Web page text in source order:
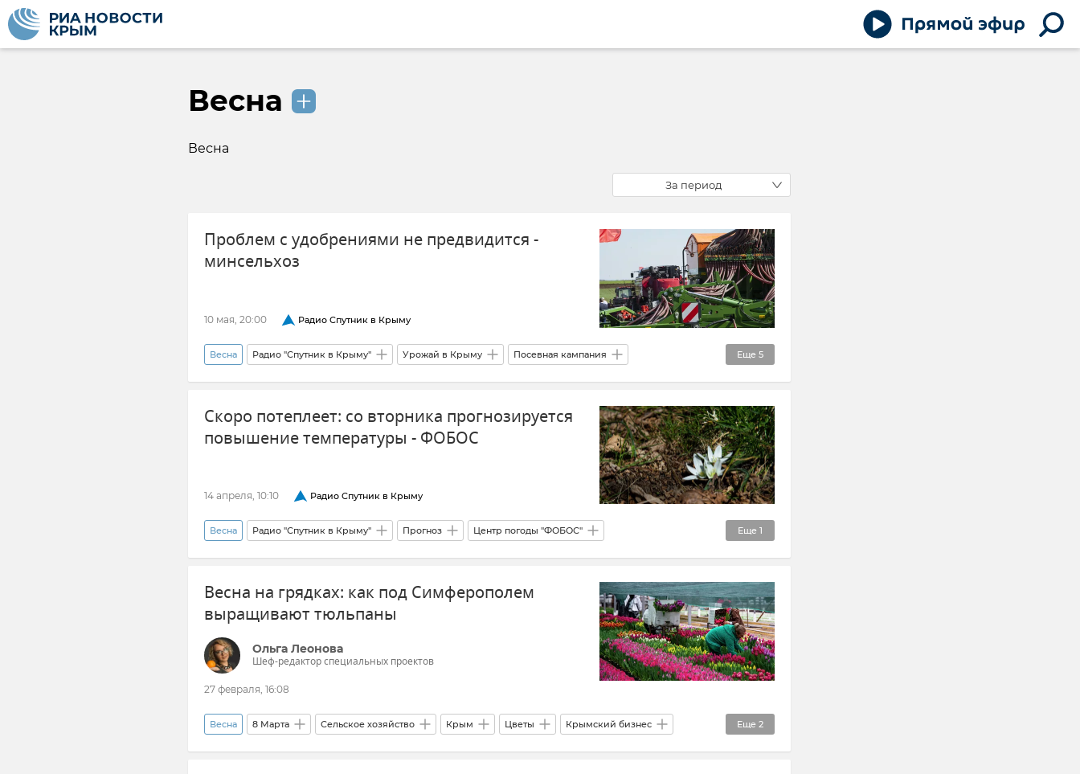
Весна
Весна
За период
Проблем с удобрениями не предвидится -
минсельхоз
10 мая, 20:00 Радио Спутник в Крыму
Еще 5
Весна Радио "Спутник в Крыму" Урожай в Крыму Посевная кампания
Крымская весна Сельское хозяйство Минсельхоз Крыма Денис Кратюк
Новости Крыма
Скоро потеплеет: со вторника прогнозируется
повышение температуры - ФОБОС
14 апреля, 10:10 Радио Спутник в Крыму
Еще 1
Весна Радио "Спутник в Крыму" Прогноз Центр погоды "ФОБОС"
Евгений Тишковец
Весна на грядках: как под Симферополем
выращивают тюльпаны
Ольга Леонова
Шеф-редактор специальных проектов
27 февраля, 16:08
Еще 2
Весна 8 Марта Сельское хозяйство Крым Цветы Крымский бизнес
Симферополь Эксклюзивы РИА Новости Крым